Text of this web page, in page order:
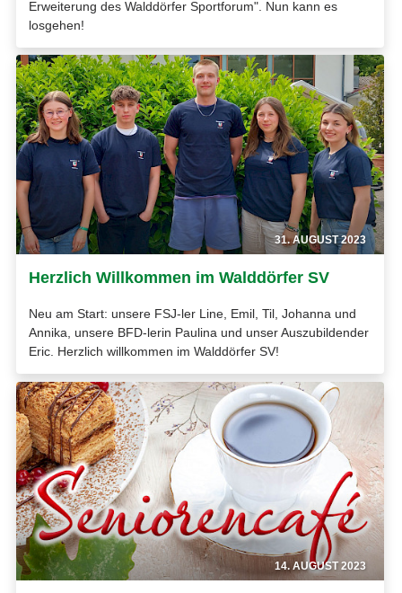
Erweiterung des Walddörfer Sportforum". Nun kann es
losgehen!
31. AUGUST 2023
Herzlich Willkommen im Walddörfer SV
Neu am Start: unsere FSJ-ler Line, Emil, Til, Johanna und
Annika, unsere BFD-lerin Paulina und unser Auszubildender
Eric. Herzlich willkommen im Walddörfer SV!
14. AUGUST 2023